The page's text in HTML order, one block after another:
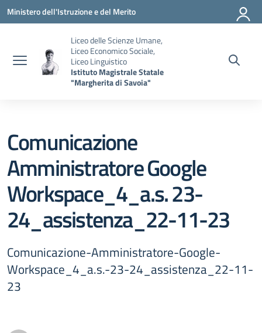
Vai ai contenuti
Vai al menu di navigazione
Vai al footer
Ministero dell'Istruzione e del Merito
Liceo delle Scienze Umane,
Liceo Economico Sociale,
Liceo Linguistico
Istituto Magistrale Statale
"Margherita di Savoia"
Comunicazione
Amministratore Google
Workspace_4_a.s. 23-
24_assistenza_22-11-23
Comunicazione-Amministratore-Google-
Workspace_4_a.s.-23-24_assistenza_22-11-
23